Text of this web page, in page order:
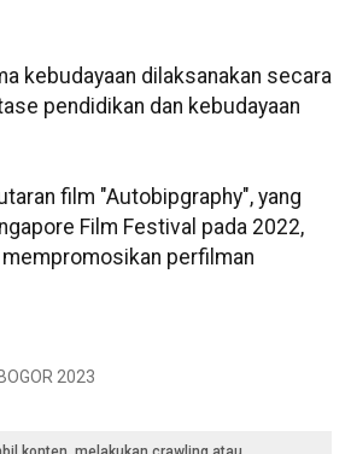
kebudayaan dilaksanakan secara
pendidikan dan kebudayaan
film "Autobipgraphy", yang
Film Festival pada 2022,
perfilman
2023